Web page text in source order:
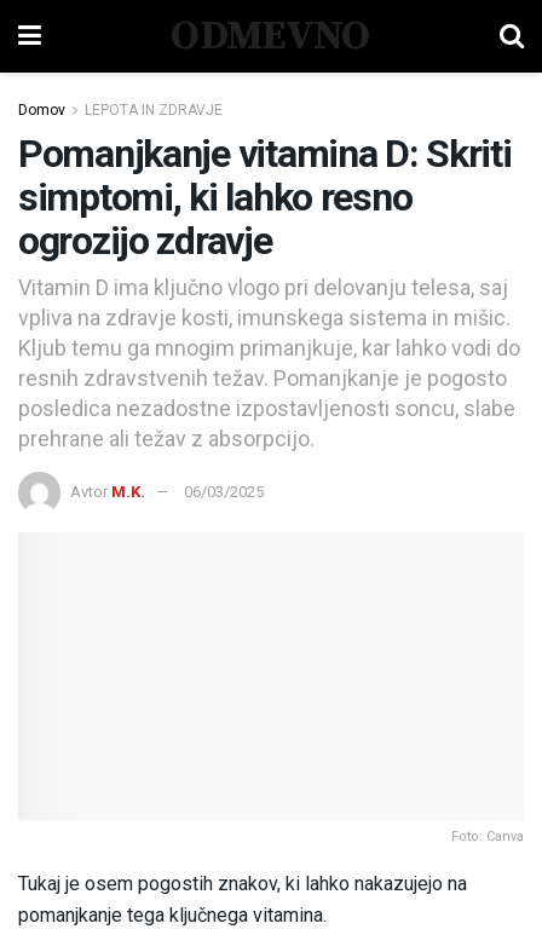
ODMEVNO
Domov LEPOTA IN ZDRAVJE
Pomanjkanje vitamina D: Skriti
simptomi, ki lahko resno
ogrozijo zdravje
Vitamin D ima ključno vlogo pri delovanju telesa, saj
vpliva na zdravje kosti, imunskega sistema in mišic.
Kljub temu ga mnogim primanjkuje, kar lahko vodi do
resnih zdravstvenih težav. Pomanjkanje je pogosto
posledica nezadostne izpostavljenosti soncu, slabe
prehrane ali težav z absorpcijo.
Avtor M.K. 06/03/2025
Foto: Canva
Tukaj je osem pogostih znakov, ki lahko nakazujejo na
pomanjkanje tega ključnega vitamina.